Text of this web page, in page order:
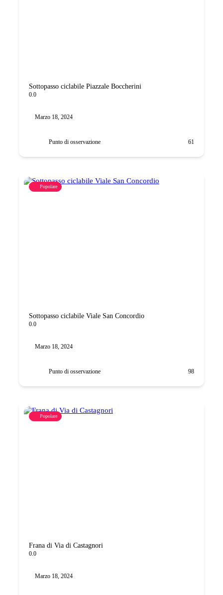
Sottopasso ciclabile Piazzale Boccherini
0.0
Marzo 18, 2024
Punto di osservazione 61
Popolare
Sottopasso ciclabile Viale San Concordio
0.0
Marzo 18, 2024
Punto di osservazione 98
Popolare
Frana di Via di Castagnori
0.0
Marzo 18, 2024